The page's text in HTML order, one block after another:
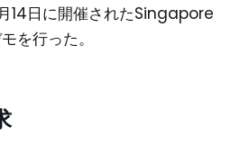
14日に開催されたSingapore
を行った。